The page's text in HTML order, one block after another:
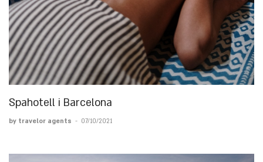
Spahotell i Barcelona
by travelor agents - 07/10/2021